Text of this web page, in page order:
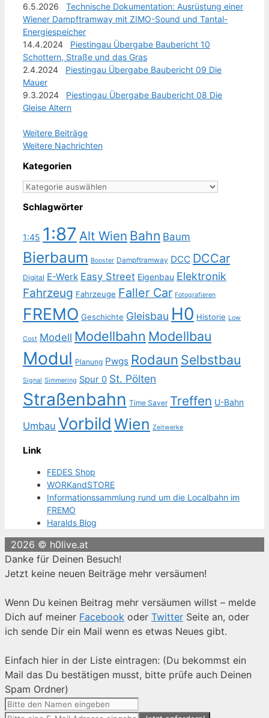
6.5.2026 Technische Dokumentation: Ausrüstung einer
Wiener Dampftramway mit ZIMO-Sound und Tantal-
Energiespeicher
14.4.2024 Piestingau Übergabe Baubericht 10
Schottern, Straße und das Gras
2.4.2024 Piestingau Übergabe Baubericht 09 Die
Mauer
9.3.2024 Piestingau Übergabe Baubericht 08 Die
Gleise Altern
Weitere Beiträge
Weitere Nachrichten
Kategorien
Kategorien
Schlagwörter
1:45 1:87 Alt Wien Bahn Baum
Bierbaum Booster Dampftramway DCC DCCar
Digital E-Werk Easy Street Eigenbau Elektronik
Fahrzeug Fahrzeuge Faller Car Fotografieren
FREMO Geschichte Gleisbau H0 Historie Low
Cost Modell Modellbahn Modellbau
Modul Planung Pwgs Rodaun Selbstbau
Signal Simmering Spur 0 St. Pölten
Straßenbahn Time Saver Treffen U-Bahn
Umbau Vorbild Wien Zeitwerke
Link
FEDES Shop
WORKandSTORE
Informationssammlung rund um die Localbahn im
FREMO
Haralds Blog
2026 © h0live.at
Danke für Deinen Besuch!
Jetzt keine neuen Beiträge mehr versäumen!
Wenn Du keinen Beitrag mehr versäumen willst – melde
Dich auf meiner Facebook oder Twitter Seite an, oder
ich sende Dir ein Mail wenn es etwas Neues gibt.
Einfach hier in der Liste eintragen: (Du bekommst ein
Mail das Du bestätigen musst, bitte prüfe auch Deinen
Spam Ordner)